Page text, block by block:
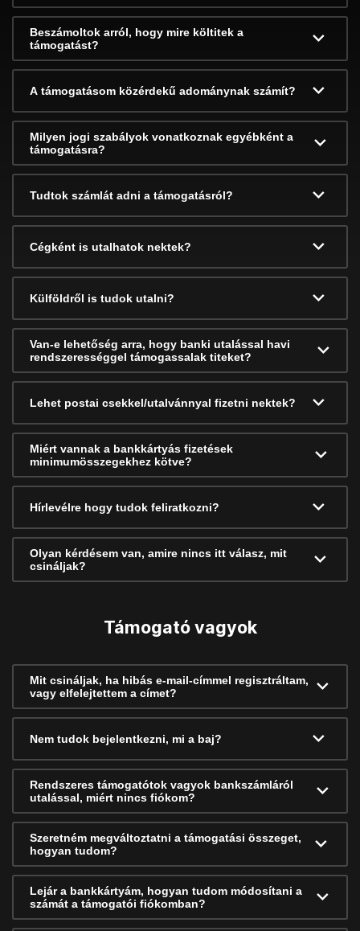
Beszámoltok arról, hogy mire költitek a
támogatást?
A támogatásom közérdekű adománynak számít?
Milyen jogi szabályok vonatkoznak egyébként a
támogatásra?
Tudtok számlát adni a támogatásról?
Cégként is utalhatok nektek?
Külföldről is tudok utalni?
Van-e lehetőség arra, hogy banki utalással havi
rendszerességgel támogassalak titeket?
Lehet postai csekkel/utalvánnyal fizetni nektek?
Miért vannak a bankkártyás fizetések
minimumösszegekhez kötve?
Hírlevélre hogy tudok feliratkozni?
Olyan kérdésem van, amire nincs itt válasz, mit
csináljak?
Támogató vagyok
Mit csináljak, ha hibás e-mail-címmel regisztráltam,
vagy elfelejtettem a címet?
Nem tudok bejelentkezni, mi a baj?
Rendszeres támogatótok vagyok bankszámláról
utalással, miért nincs fiókom?
Szeretném megváltoztatni a támogatási összeget,
hogyan tudom?
Lejár a bankkártyám, hogyan tudom módosítani a
számát a támogatói fiókomban?